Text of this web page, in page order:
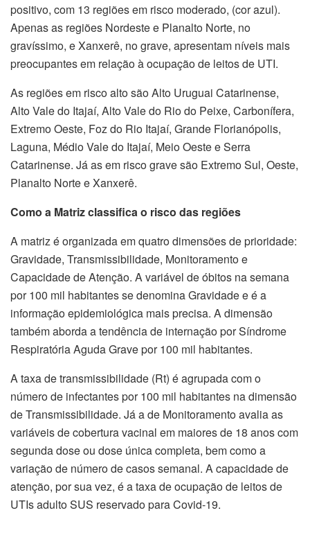
positivo, com 13 regiões em risco moderado, (cor azul).
Apenas as regiões Nordeste e Planalto Norte, no
gravíssimo, e Xanxerê, no grave, apresentam níveis mais
preocupantes em relação à ocupação de leitos de UTI.
As regiões em risco alto são Alto Uruguai Catarinense,
Alto Vale do Itajaí, Alto Vale do Rio do Peixe, Carbonífera,
Extremo Oeste, Foz do Rio Itajaí, Grande Florianópolis,
Laguna, Médio Vale do Itajaí, Meio Oeste e Serra
Catarinense. Já as em risco grave são Extremo Sul, Oeste,
Planalto Norte e Xanxerê.
Como a Matriz classifica o risco das regiões
A matriz é organizada em quatro dimensões de prioridade:
Gravidade, Transmissibilidade, Monitoramento e
Capacidade de Atenção. A variável de óbitos na semana
por 100 mil habitantes se denomina Gravidade e é a
informação epidemiológica mais precisa. A dimensão
também aborda a tendência de internação por Síndrome
Respiratória Aguda Grave por 100 mil habitantes.
A taxa de transmissibilidade (Rt) é agrupada com o
número de infectantes por 100 mil habitantes na dimensão
de Transmissibilidade. Já a de Monitoramento avalia as
variáveis de cobertura vacinal em maiores de 18 anos com
segunda dose ou dose única completa, bem como a
variação de número de casos semanal. A capacidade de
atenção, por sua vez, é a taxa de ocupação de leitos de
UTIs adulto SUS reservado para Covid-19.